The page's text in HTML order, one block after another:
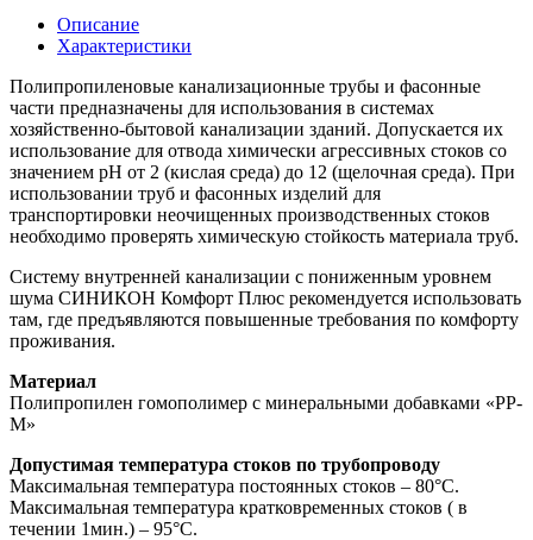
Описание
Характеристики
Полипропиленовые канализационные трубы и фасонные
части предназначены для использования в системах
хозяйственно-бытовой канализации зданий. Допускается их
использование для отвода химически агрессивных стоков со
значением pH от 2 (кислая среда) до 12 (щелочная среда). При
использовании труб и фасонных изделий для
транспортировки неочищенных производственных стоков
необходимо проверять химическую стойкость материала труб.
Систему внутренней канализации с пониженным уровнем
шума СИНИКОН Комфорт Плюс рекомендуется использовать
там, где предъявляются повышенные требования по комфорту
проживания.
Материал
Полипропилен гомополимер с минеральными добавками «PP-
М»
Допустимая температура стоков по трубопроводу
Максимальная температура постоянных стоков – 80°С.
Максимальная температура кратковременных стоков ( в
течении 1мин.) – 95°С.